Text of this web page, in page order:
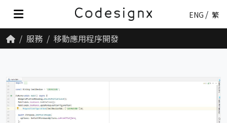
ENG 繁
服務 移動應用程序開發